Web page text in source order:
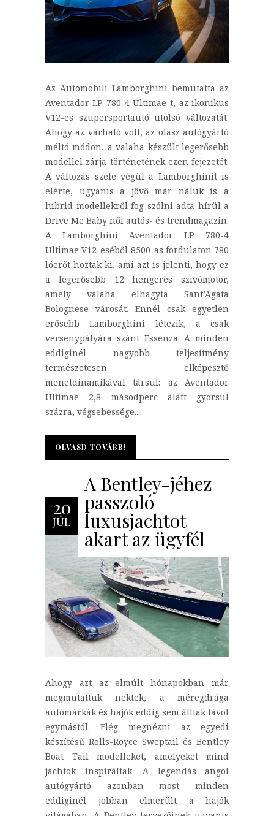
Az Automobili Lamborghini bemutatta az
Aventador LP 780-4 Ultimae-t, az ikonikus
V12-es szupersportautó utolsó változatát.
Ahogy az várható volt, az olasz autógyártó
méltó módon, a valaha készült legerősebb
modellel zárja történetének ezen fejezetét.
A változás szele végül a Lamborghinit is
elérte, ugyanis a jövő már náluk is a
hibrid modellekről fog szólni adta hírül a
Drive Me Baby női autós- és trendmagazin.
A Lamborghini Aventador LP 780-4
Ultimae V12-eséből 8500-as fordulaton 780
lóerőt hoztak ki, ami azt is jelenti, hogy ez
a legerősebb 12 hengeres szívómotor,
amely valaha elhagyta Sant’Agata
Bolognese városát. Ennél csak egyetlen
erősebb Lamborghini létezik, a csak
versenypályára szánt Essenza. A minden
eddiginél nagyobb teljesítmény
természetesen elképesztő
menetdinamikával társul: az Aventador
Ultimae 2,8 másodperc alatt gyorsul
százra, végsebessége...
OLVASD TOVÁBB!
OLVASD TOVÁBB!
20
JÚL
A Bentley-jéhez
passzoló
luxusjachtot
akart az ügyfél
Ahogy azt az elmúlt hónapokban már
megmutattuk nektek, a méregdrága
autómárkák és hajók eddig sem álltak távol
egymástól. Elég megnézni az egyedi
készítésű Rolls-Royce Sweptail és Bentley
Boat Tail modelleket, amelyeket mind
jachtok inspiráltak. A legendás angol
autógyártó azonban most minden
eddiginél jobban elmerült a hajók